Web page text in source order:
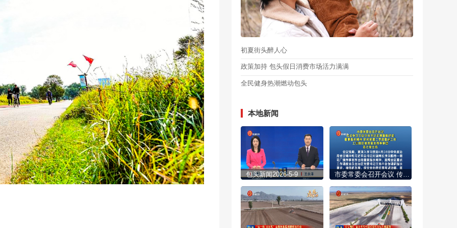
初夏街头醉人心
政策加持 包头假日消费市场活力满满
全民健身热潮燃动包头
本地新闻
包头新闻2026-5-9